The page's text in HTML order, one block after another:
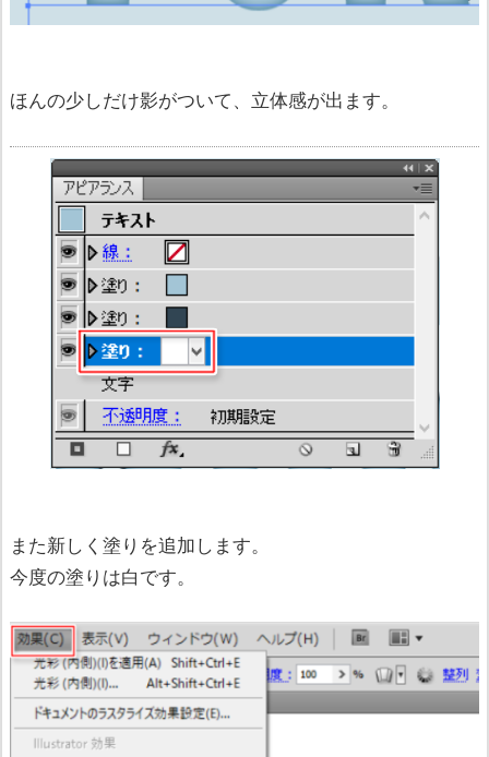
ほんの少しだけ影がついて、立体感が出ます。
また新しく塗りを追加します。
今度の塗りは白です。